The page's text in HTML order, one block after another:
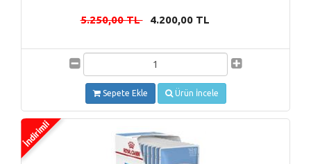
5.250,00 TL- 4.200,00 TL
Sepete Ekle Ürün İncele